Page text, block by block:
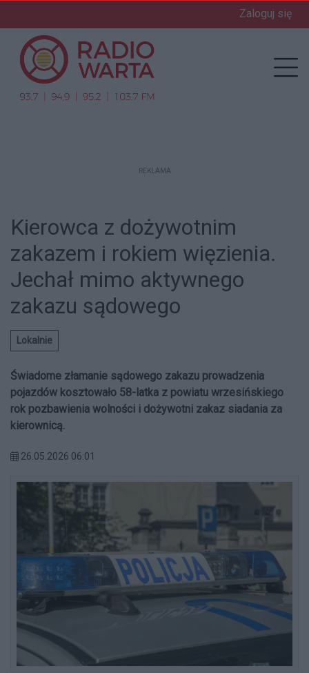
Zaloguj się
REKLAMA
Kierowca z dożywotnim
zakazem i rokiem więzienia.
Jechał mimo aktywnego
zakazu sądowego
Lokalnie
Świadome złamanie sądowego zakazu prowadzenia
pojazdów kosztowało 58-latka z powiatu wrzesińskiego
rok pozbawienia wolności i dożywotni zakaz siadania za
kierownicą.
26.05.2026 06:01